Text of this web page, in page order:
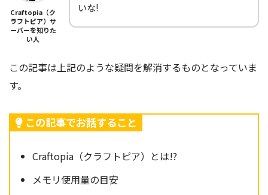
Craftopia（ク
ラフトピア）サ
ーバーを知りた
い人
いな!
この記事は上記のような疑問を解消するものとなっていま
す。
この記事でお話すること
Craftopia（クラフトピア）とは!?
メモリ使用量の目安